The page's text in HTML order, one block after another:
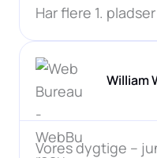
Har flere 1.
William
Vores dygtige –